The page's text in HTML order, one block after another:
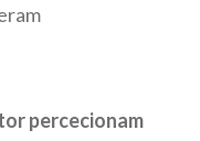
percecionam